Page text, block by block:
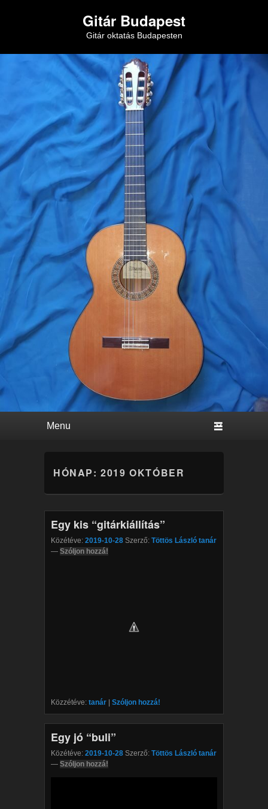
Gitár Budapest
Gitár oktatás Budapesten
HÓNAP:2019 OKTÓBER
Egy kis “gitárkiállítás”
Közétéve: 2019-10-28 Szerző: Töttös László tanár
— Szóljon hozzá!
Közzétéve: tanár Szóljon hozzá!
Egy jó “buli”
Közétéve: 2019-10-28 Szerző: Töttös László tanár
— Szóljon hozzá!